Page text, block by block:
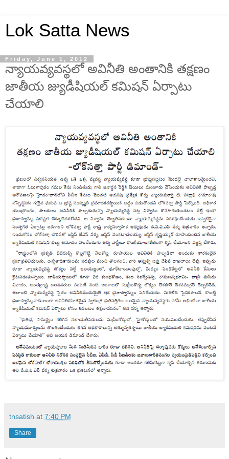
Lok Satta News
Friday, June 1, 2012
న్యాయవ్యవస్థలో అవినీతి అంతానికి తక్షణం
జాతీయ జ్యుడీషియల్ కమిషన్ ఏర్పాటు
చేయాలి
tnsatish at 7:40 PM
Share